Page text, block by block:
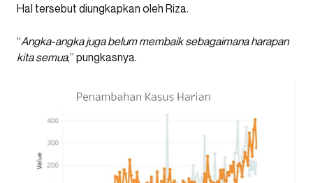
Hal tersebut diungkapkan oleh Riza.
“Angka-angka juga belum membaik sebagaimana harapan
kita semua,” pungkasnya.